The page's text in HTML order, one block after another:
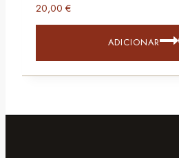
20,00 €
ADICIONAR